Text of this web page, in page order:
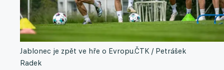
Jablonec je zpět ve hře o Evropu.ČTK / Petrášek
Radek